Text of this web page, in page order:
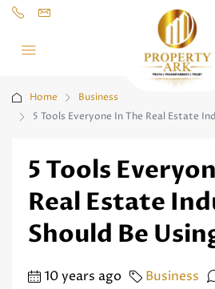
Home
Business
5 Tools Everyone In The Real Estate
5 Tools
Real Estate
Should Be
10 years ago Business